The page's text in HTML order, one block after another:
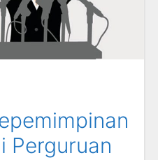
Perguruan